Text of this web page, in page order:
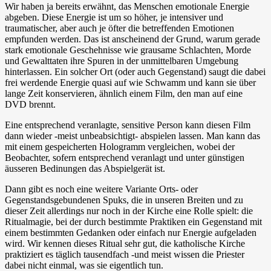
Wir haben ja bereits erwähnt, das Menschen emotionale Energie
abgeben. Diese Energie ist um so höher, je intensiver und
traumatischer, aber auch je öfter die betreffenden Emotionen
empfunden werden. Das ist anscheinend der Grund, warum gerade
stark emotionale Geschehnisse wie grausame Schlachten, Morde
und Gewalttaten ihre Spuren in der unmittelbaren Umgebung
hinterlassen. Ein solcher Ort (oder auch Gegenstand) saugt die dabei
frei werdende Energie quasi auf wie Schwamm und kann sie über
lange Zeit konservieren, ähnlich einem Film, den man auf eine
DVD brennt.
Eine entsprechend veranlagte, sensitive Person kann diesen Film
dann wieder -meist unbeabsichtigt- abspielen lassen. Man kann das
mit einem gespeicherten Hologramm vergleichen, wobei der
Beobachter, sofern entsprechend veranlagt und unter günstigen
äusseren Bedinungen das Abspielgerät ist.
Dann gibt es noch eine weitere Variante Orts- oder
Gegenstandsgebundenen Spuks, die in unseren Breiten und zu
dieser Zeit allerdings nur noch in der Kirche eine Rolle spielt: die
Ritualmagie, bei der durch bestimmte Praktiken ein Gegenstand mit
einem bestimmten Gedanken oder einfach nur Energie aufgeladen
wird. Wir kennen dieses Ritual sehr gut, die katholische Kirche
praktiziert es täglich tausendfach -und meist wissen die Priester
dabei nicht einmal, was sie eigentlich tun.